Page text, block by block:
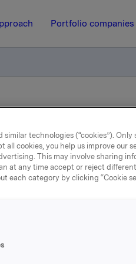
Portfolio companies
Stenstadvold, Inger
2006, 9:16 | Regulatory
handel -
og
similar technologies (“cookies”).
all cookies, you help us improve our
This may involve sharing
at any time accept or reject
each category by clicking “Cookie